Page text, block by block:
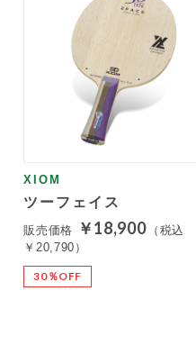
XIOM
ツーフェイス
販売価格 ￥18,900
（税込
￥20,790）
30％OFF